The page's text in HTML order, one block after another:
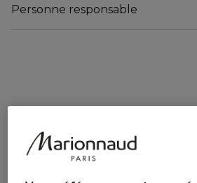
d'une générosité absolue, souligné
sentinelle.
Ce coffret a été conçu dans une
Personne responsable